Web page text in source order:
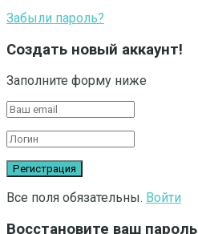
Забыли пароль?
Создать новый аккаунт!
Заполните форму ниже
Все поля обязательны. Войти
Восстановите ваш пароль